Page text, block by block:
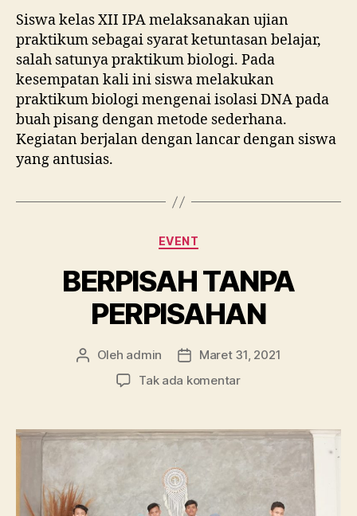
Siswa kelas XII IPA melaksanakan ujian
praktikum sebagai syarat ketuntasan belajar,
salah satunya praktikum biologi. Pada
kesempatan kali ini siswa melakukan
praktikum biologi mengenai isolasi DNA pada
buah pisang dengan metode sederhana.
Kegiatan berjalan dengan lancar dengan siswa
yang antusias.
Kategori
EVENT
BERPISAH TANPA
PERPISAHAN
Penulis
artikel
Oleh admin
Tanggal
artikel
Maret 31, 2021
Tak ada komentarpada
PERPISAHAN